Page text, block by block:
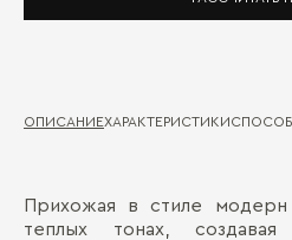
ОПИСАНИЕХАРАКТЕРИСТИКИ
Прихожая в стиле
теплых тонах,